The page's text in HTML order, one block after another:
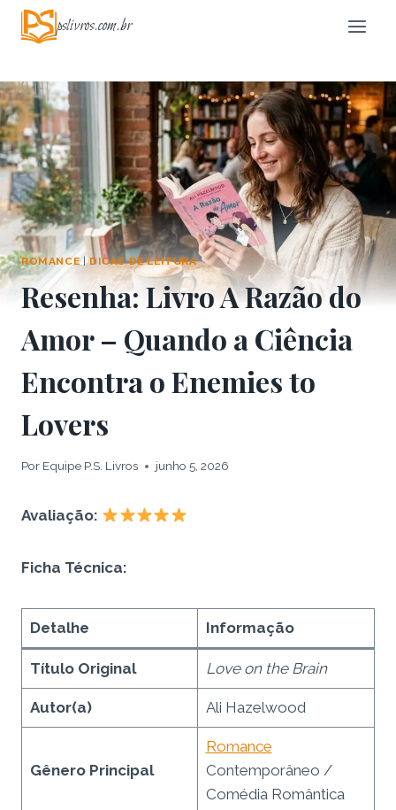
Pular
para
Conteúdo
pslivros.com.br
ROMANCE | DICAS DE LEITURA
Resenha: Livro A Razão do
Amor – Quando a Ciência
Encontra o Enemies to
Lovers
Por Equipe P.S. Livros junho 5, 2026
Avaliação:
Ficha Técnica:
Detalhe Informação
Título Original Love on the Brain
Autor(a) Ali Hazelwood
Gênero Principal
Romance
Contemporâneo /
Comédia Romântica